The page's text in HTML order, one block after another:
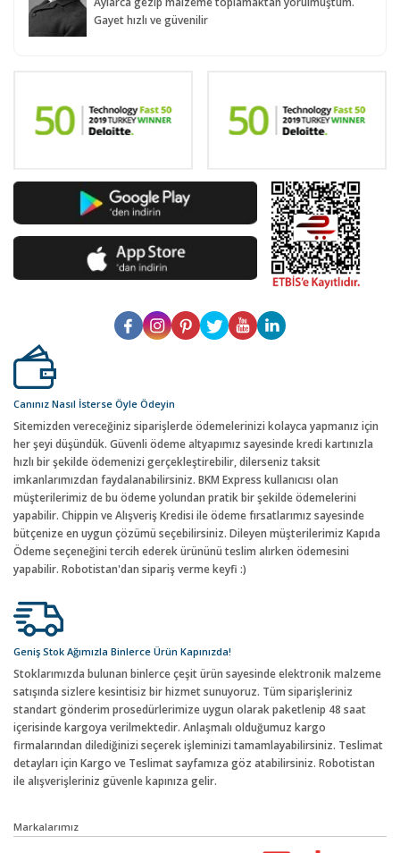
Gayet hızlı ve güvenilir
Canınız Nasıl İsterse Öyle Ödeyin
Sitemizden vereceğiniz siparişlerde ödemelerinizi kolayca yapmanız için
her şeyi düşündük. Güvenli ödeme altyapımız sayesinde kredi kartınızla
hızlı bir şekilde ödemenizi gerçekleştirebilir, dilerseniz taksit
imkanlarımızdan faydalanabilirsiniz. BKM Express kullanıcısı olan
müşterilerimiz de bu ödeme yolundan pratik bir şekilde ödemelerini
yapabilir. Chippin ve Alışveriş Kredisi ile ödeme fırsatlarımız sayesinde
bütçenize en uygun çözümü seçebilirsiniz. Dileyen müşterilerimiz Kapıda
Ödeme seçeneğini tercih ederek ürününü teslim alırken ödemesini
yapabilir. Robotistan'dan sipariş verme keyfi :)
Geniş Stok Ağımızla Binlerce Ürün Kapınızda!
Stoklarımızda bulunan binlerce çeşit ürün sayesinde elektronik malzeme
satışında sizlere kesintisiz bir hizmet sunuyoruz. Tüm siparişleriniz
standart gönderim prosedürlerimize uygun olarak paketlenip 48 saat
içerisinde kargoya verilmektedir. Anlaşmalı olduğumuz kargo
firmalarından dilediğinizi seçerek işleminizi tamamlayabilirsiniz. Teslimat
detayları için Kargo ve Teslimat sayfamıza göz atabilirsiniz. Robotistan
ile alışverişleriniz güvenle kapınıza gelir.
Markalarımız